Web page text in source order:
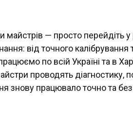
— просто перейдіть у
від точного калібрування
по всій Україні та в
проводять діагностику,
знову працювало точно та без